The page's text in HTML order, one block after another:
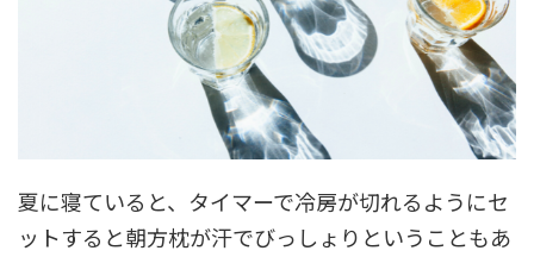
夏に寝ていると、タイマーで冷房が切れるようにセ
ットすると朝方枕が汗でびっしょりということもあ